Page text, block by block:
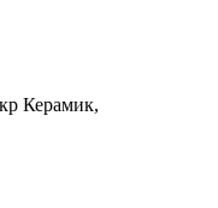
Керамик,